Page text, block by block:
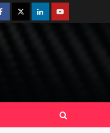
FacebookTwitterLinkedinYoutube